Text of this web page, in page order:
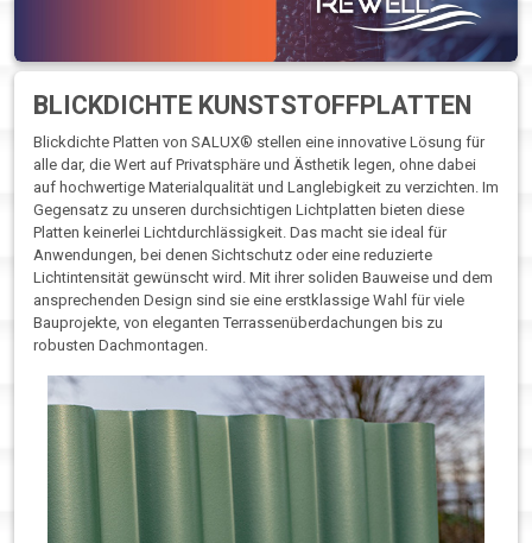
BLICKDICHTE KUNSTSTOFFPLATTEN
Blickdichte Platten von SALUX® stellen eine innovative Lösung für
alle dar, die Wert auf Privatsphäre und Ästhetik legen, ohne dabei
auf hochwertige Materialqualität und Langlebigkeit zu verzichten. Im
Gegensatz zu unseren durchsichtigen Lichtplatten bieten diese
Platten keinerlei Lichtdurchlässigkeit. Das macht sie ideal für
Anwendungen, bei denen Sichtschutz oder eine reduzierte
Lichtintensität gewünscht wird. Mit ihrer soliden Bauweise und dem
ansprechenden Design sind sie eine erstklassige Wahl für viele
Bauprojekte, von eleganten Terrassenüberdachungen bis zu
robusten Dachmontagen.